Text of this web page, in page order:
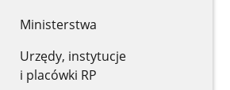
Ministerstwa
Urzędy, instytucje
i placówki RP